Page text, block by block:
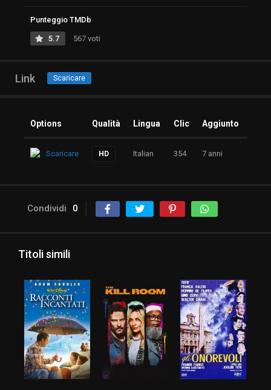
Punteggio TMDb
5.7 567 voti
Link Scaricare
Options Qualità Lingua Clic Aggiunto
Scaricare HD Italian 354 7 anni
Condividi 0
Titoli simili